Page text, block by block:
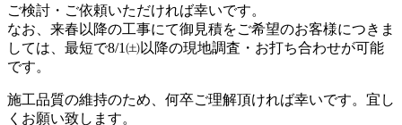
ご検討・ご依頼いただければ幸いです。
なお、来春以降の工事にて御見積をご希望のお客様につきま
しては、最短で8/1㈯以降の現地調査・お打ち合わせが可能
です。
施工品質の維持のため、何卒ご理解頂ければ幸いです。宜し
くお願い致します。